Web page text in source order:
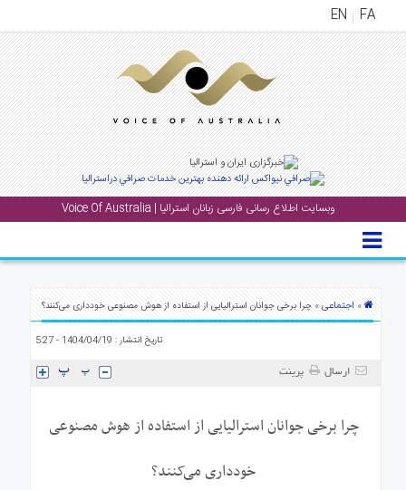
FA
EN
وبسایت اطلاع رسانی فارسی زبانان استرالیا | Voice Of Australia
منوی
اصلی
خانه
جشن
رویداد
» اجتماعی» چرا برخی جوانان استرالیایی از استفاده از هوش مصنوعی خودداری می‌کنند؟
تاریخ انتشار : 1404/04/19 - 5:27
ارسال پرینت
چرا برخی جوانان استرالیایی از استفاده از هوش مصنوعی
خودداری می‌کنند؟